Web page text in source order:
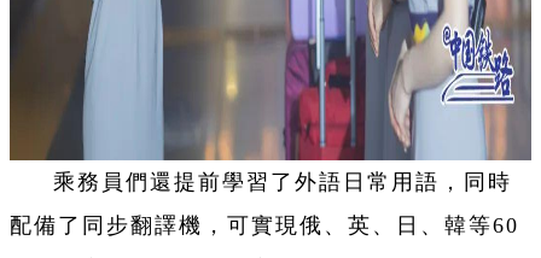
乘務員們還提前學習了外語日常用語，同時
配備了同步翻譯機，可實現俄、英、日、韓等60